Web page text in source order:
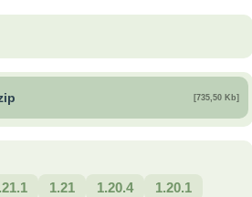
[735,50 Kb]
1.21 1.20.4
1.20.1